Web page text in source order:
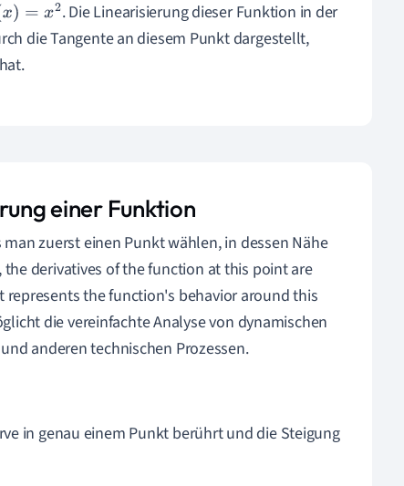
)=x 2
. Die Linearisierung dieser Funktion in der
die Tangente an diesem Punkt dargestellt,
hat.
einer Funktion
zuerst einen Punkt wählen, in dessen Nähe
derivatives of the function at this point are
the function's behavior around this
die vereinfachte Analyse von dynamischen
anderen technischen Prozessen.
in genau einem Punkt berührt und die Steigung